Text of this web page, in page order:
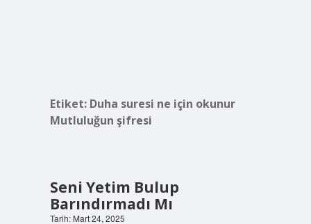
Etiket: Duha suresi ne için okunur
Mutluluğun şifresi
Seni Yetim Bulup
Barındırmadı Mı
Tarih: Mart 24, 2025